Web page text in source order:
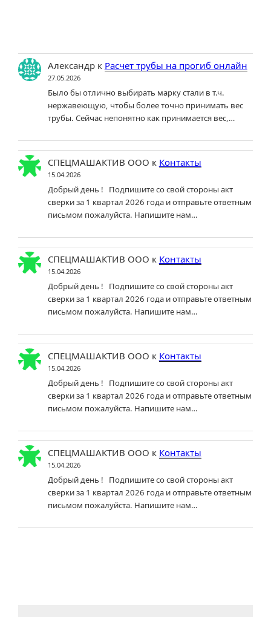
Александрк Расчет трубы на прогиб онлайн
27.05.2026
Было бы отлично выбирать марку стали в т.ч.
нержавеющую, чтобы более точно принимать вес
трубы. Сейчас непонятно как принимается вес,…
СПЕЦМАШАКТИВ ООО к Контакты
15.04.2026
Добрый день ! Подпишите со свой стороны акт
сверки за 1 квартал 2026 года и отправьте ответным
письмом пожалуйста. Напишите нам…
СПЕЦМАШАКТИВ ООО к Контакты
15.04.2026
Добрый день ! Подпишите со свой стороны акт
сверки за 1 квартал 2026 года и отправьте ответным
письмом пожалуйста. Напишите нам…
СПЕЦМАШАКТИВ ООО к Контакты
15.04.2026
Добрый день ! Подпишите со свой стороны акт
сверки за 1 квартал 2026 года и отправьте ответным
письмом пожалуйста. Напишите нам…
СПЕЦМАШАКТИВ ООО к Контакты
15.04.2026
Добрый день ! Подпишите со свой стороны акт
сверки за 1 квартал 2026 года и отправьте ответным
письмом пожалуйста. Напишите нам…